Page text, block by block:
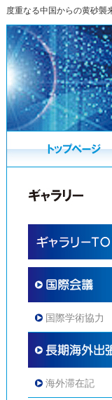
度重なる中国からの黄砂襲
国際学術協力
海外滞在記